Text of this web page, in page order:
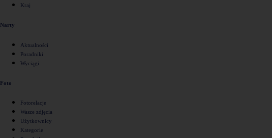
Kraj
Narty
Aktualności
Poradniki
Wyciągi
Foto
Fotorelacje
Wasze zdjęcia
Użytkownicy
Kategorie